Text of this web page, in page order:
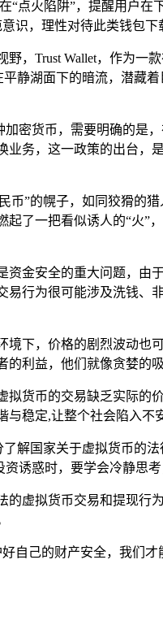
“点火陷阱”，提醒用户
识，理性对待此类钱包下
，Trust Wallet，作为一
静湖面下的暗流，潜藏
加密货币，需要明确的是
务，这一政策的出台，
”的幌子，如同狡猾的
了一把看似诱人的“火”
金安全的重大问题，由
行为很可能涉及洗钱、
下，价格的剧烈波动也
利益，他们就像贪婪的
货币的交易缺乏实际的
稳定,让整个社会陷入不
解国家关于虚拟货币的
诱惑时，要学会冷静思
虚拟货币交易和提现行
自己的财产安全，我们